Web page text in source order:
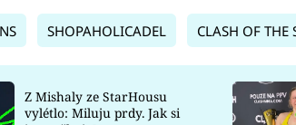
SHOPAHOLICADEL CLASH OF THE
Z Mishaly ze StarHousu
vylétlo: Miluju prdy. Jak si